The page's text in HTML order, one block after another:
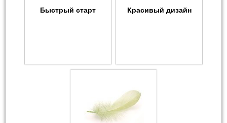
Быстрый старт Красивый дизайн